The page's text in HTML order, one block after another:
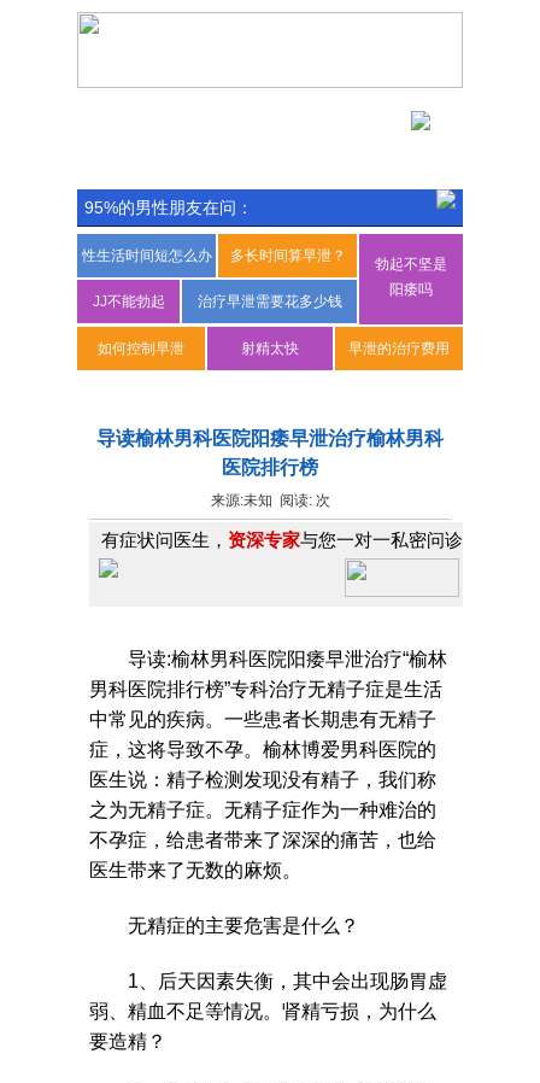
95%的男性朋友在问：
性生活时间短怎么办 多长时间算早泄？
JJ不能勃起 治疗早泄需要花多少钱
勃起不坚是
阳痿吗
如何控制早泄 射精太快 早泄的治疗费用
导读榆林男科医院阳痿早泄治疗榆林男科
医院排行榜
来源:未知 阅读: 次
有症状问医生， 资深专家与您一对一私密问诊
导读:榆林男科医院阳痿早泄治疗“榆林
男科医院排行榜”专科治疗无精子症是生活
中常见的疾病。一些患者长期患有无精子
症，这将导致不孕。榆林博爱男科医院的
医生说：精子检测发现没有精子，我们称
之为无精子症。无精子症作为一种难治的
不孕症，给患者带来了深深的痛苦，也给
医生带来了无数的麻烦。
无精症的主要危害是什么？
1、后天因素失衡，其中会出现肠胃虚
弱、精血不足等情况。肾精亏损，为什么
要造精？